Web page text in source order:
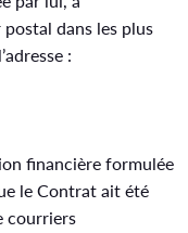
dans les plus
:
financière formulée
le Contrat ait été
courriers